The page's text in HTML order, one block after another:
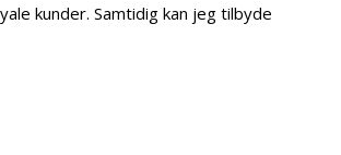
kunder. Samtidig kan jeg tilbyde